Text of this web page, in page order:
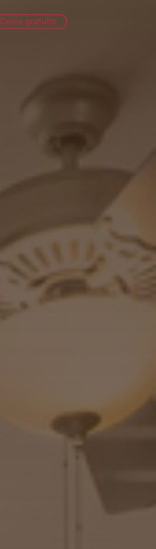
Devis gratuits